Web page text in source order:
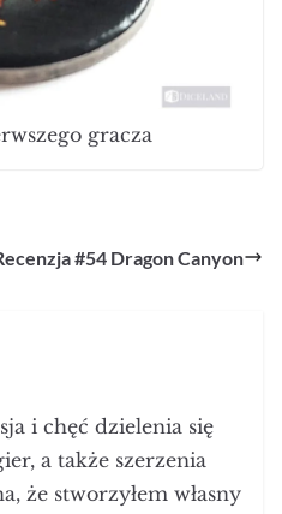
gracza
#54 Dragon Canyon
i chęć dzielenia się
a także szerzenia
że stworzyłem własny